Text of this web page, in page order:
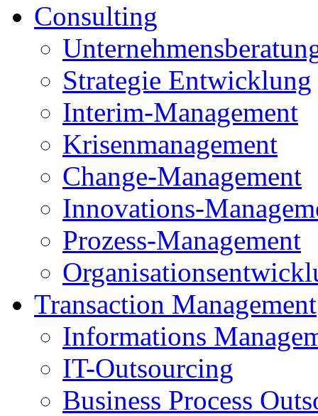
Consulting
Strategie Entwicklung
Interim-Management
Krisenmanagement
Change-Management
Innovations-
Prozess-Management
Transaction Management
Informations
IT-Outsourcing
Business Process